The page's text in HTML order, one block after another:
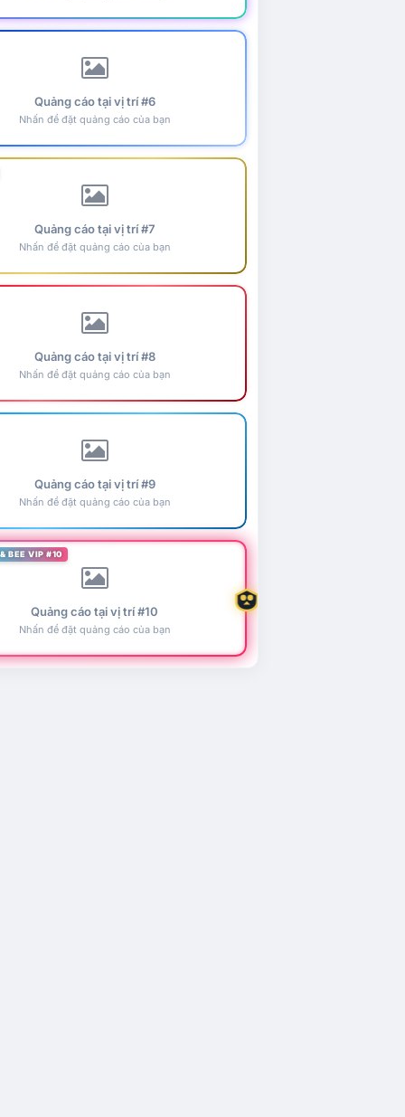
Quảng cáo tại vị trí #6
Nhấn để đặt quảng cáo của bạn
Quảng cáo tại vị trí #7
Nhấn để đặt quảng cáo của bạn
Quảng cáo tại vị trí #8
Nhấn để đặt quảng cáo của bạn
Quảng cáo tại vị trí #9
Nhấn để đặt quảng cáo của bạn
BEE VIP #10
Quảng cáo tại vị trí #10
Nhấn để đặt quảng cáo của bạn